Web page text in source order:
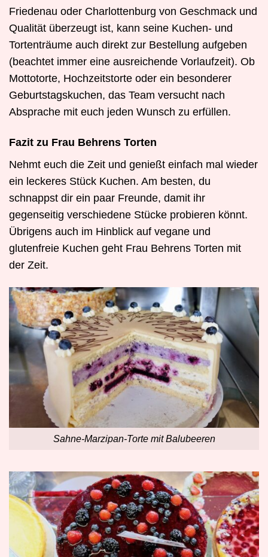
Friedenau oder Charlottenburg von Geschmack und
Qualität überzeugt ist, kann seine Kuchen- und
Tortenträume auch direkt zur Bestellung aufgeben
(beachtet immer eine ausreichende Vorlaufzeit). Ob
Mottotorte, Hochzeitstorte oder ein besonderer
Geburtstagskuchen, das Team versucht nach
Absprache mit euch jeden Wunsch zu erfüllen.
Fazit zu Frau Behrens Torten
Nehmt euch die Zeit und genießt einfach mal wieder
ein leckeres Stück Kuchen. Am besten, du
schnappst dir ein paar Freunde, damit ihr
gegenseitig verschiedene Stücke probieren könnt.
Übrigens auch im Hinblick auf vegane und
glutenfreie Kuchen geht Frau Behrens Torten mit
der Zeit.
Sahne-Marzipan-Torte mit Balubeeren